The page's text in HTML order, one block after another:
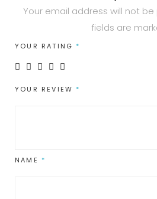
Your email address will not be
fields are
YOUR RATING *
YOUR REVIEW *
NAME *